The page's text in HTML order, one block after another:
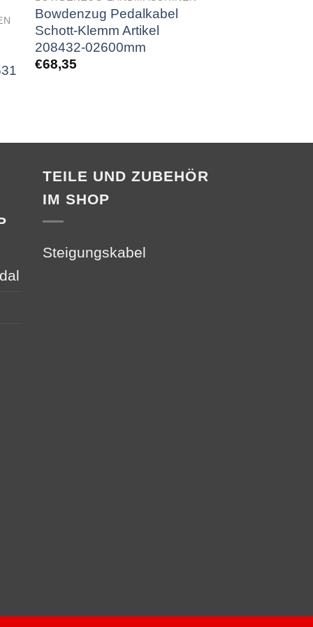
Bowdenzug Pedalkabel
Schott-Klemm Artikel
208432-02600mm
€68,35
TEILE UND ZUBEHÖR
IM SHOP
Steigungskabel